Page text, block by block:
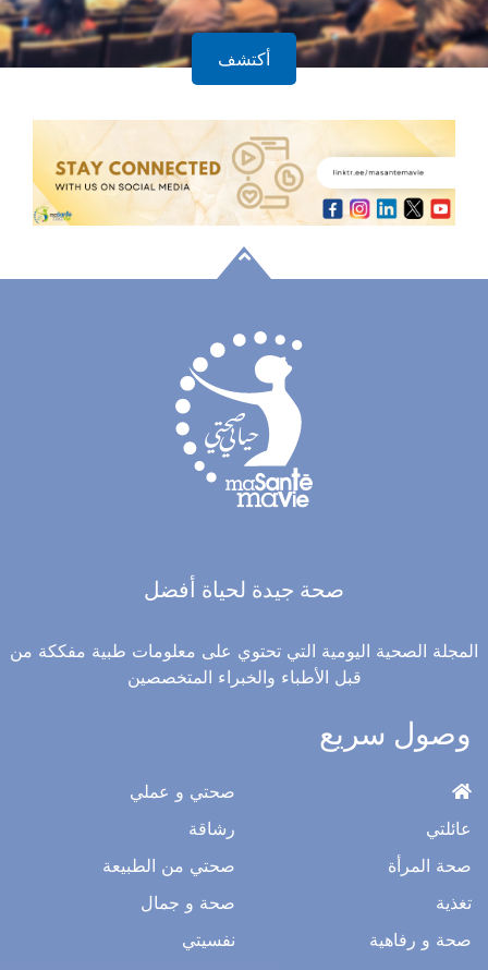
أكتشف
صحة جيدة لحياة أفضل
المجلة الصحية اليومية التي تحتوي على معلومات طبية مفككة من
قبل الأطباء والخبراء المتخصصين
وصول سريع
عائلتي
صحة المرأة
تغذية
صحة و رفاهية
صحتي و عملي
رشاقة
صحتي من الطبيعة
صحة و جمال
نفسيتي